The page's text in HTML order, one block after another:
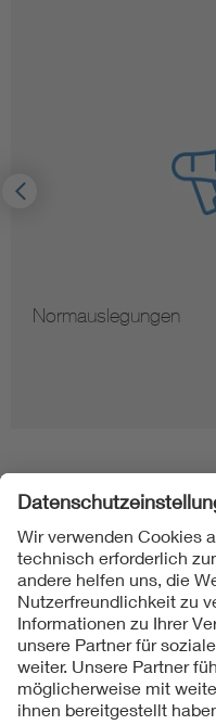
Normauslegungen
Folgen Sie uns